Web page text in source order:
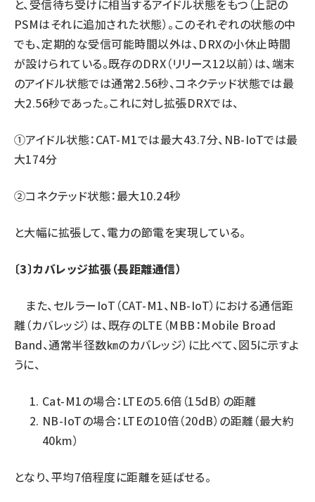
と、受信待ち受けに相当するアイドル状態をもつ（上記の
PSMはそれに追加された状態）。このそれぞれの状態の中
でも、定期的な受信可能時間以外は、DRXの小休止時間
が設けられている。既存のDRX（リリース12以前）は、端末
のアイドル状態では通常2.56秒、コネクテッド状態では最
大2.56秒であった。これに対し拡張DRXでは、
①アイドル状態：CAT-M1では最大43.7分、NB-IoTでは最
大174分
②コネクテッド状態：最大10.24秒
と大幅に拡張して、電力の節電を実現している。
〔3〕カバレッジ拡張（長距離通信）
また、セルラーIoT（CAT-M1、NB-IoT）における通信距
離（カバレッジ）は、既存のLTE（MBB：Mobile Broad
Band、通常半径数㎞のカバレッジ）に比べて、図5に示すよ
うに、
Cat-M1の場合：LTEの5.6倍（15dB）の距離
NB-IoTの場合：LTEの10倍（20dB）の距離（最大約
40km）
となり、平均7倍程度に距離を延ばせる。